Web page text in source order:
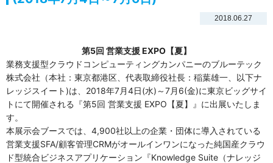
2018.06.27
第5回 営業支援 EXPO【夏】
業務支援型クラウドコンピューティングカンパニーのブルーテック
株式会社（本社：東京都港区、代表取締役社長：稲葉雄一、以下ナ
レッジスイート)は、2018年7月4日(水)～7月6(金)に東京ビッグサイ
トにて開催される『第5回 営業支援 EXPO【夏】』に出展いたしま
す。
本展示会ブースでは、4,900社以上の企業・団体に導入されている
営業支援SFA/顧客管理CRMがオールインワンになった純国産クラウ
ド型統合ビジネスアプリケーション『Knowledge Suite（ナレッジ